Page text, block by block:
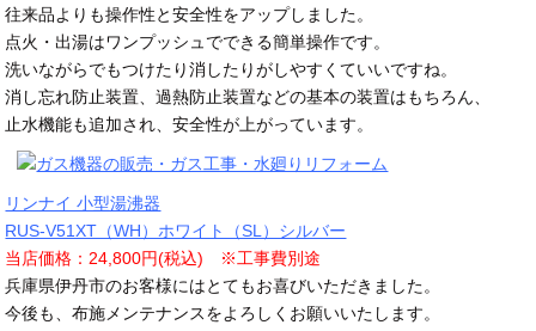
往来品よりも操作性と安全性をアップしました。
点火・出湯はワンプッシュでできる簡単操作です。
洗いながらでもつけたり消したりがしやすくていいですね。
消し忘れ防止装置、過熱防止装置などの基本の装置はもちろん、
止水機能も追加され、安全性が上がっています。
リンナイ 小型湯沸器
RUS-V51XT（WH）ホワイト（SL）シルバー
当店価格：24,800円(税込) ※工事費別途
兵庫県伊丹市のお客様にはとてもお喜びいただきました。
今後も、布施メンテナンスをよろしくお願いいたします。